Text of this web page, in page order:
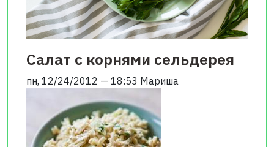
Салат с корнями сельдерея
пн, 12/24/2012 — 18:53 Мариша